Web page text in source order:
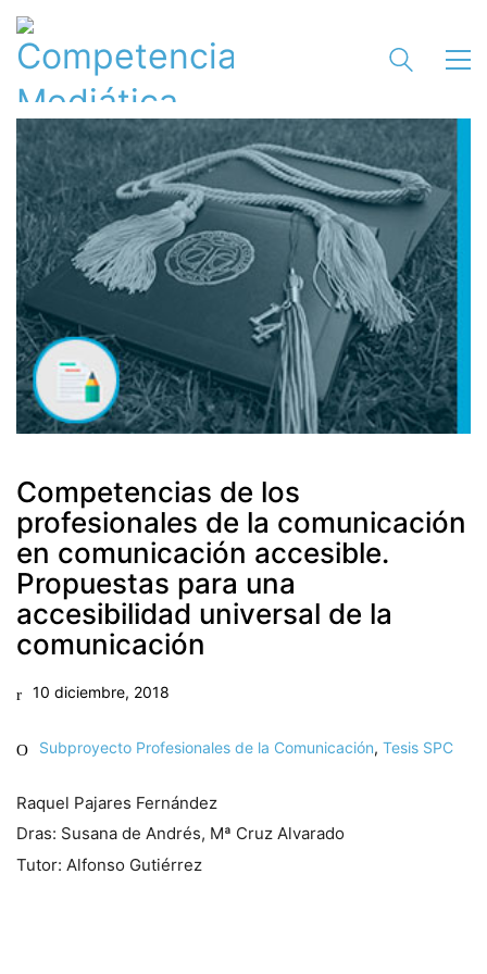
Competencias de los
profesionales de la comunicación
en comunicación accesible.
Propuestas para una
accesibilidad universal de la
comunicación
10 diciembre, 2018
Subproyecto Profesionales de la Comunicación, Tesis SPC
Raquel Pajares Fernández
Dras: Susana de Andrés, Mª Cruz Alvarado
Tutor: Alfonso Gutiérrez
EDU2015- 64015-C3-1-R. U. de Huelva
EDU2015- 64015-C3-2-R. U. Pompeu Fabra
EDU2015-64015-C3-3-R. U. de Valladolid
diseño web: